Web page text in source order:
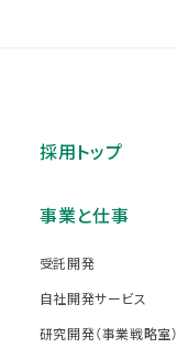
採用トップ
事業と仕事
受託開発
自社開発サービス
研究開発（事業戦略室）